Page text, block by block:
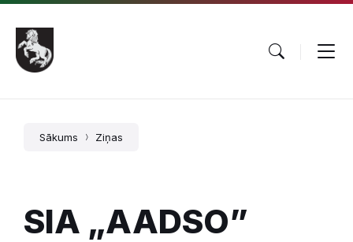
Pāriet
saturu
Skip
main
navigation
Skip
footer
Sākums Ziņas
SIA „AADSO”